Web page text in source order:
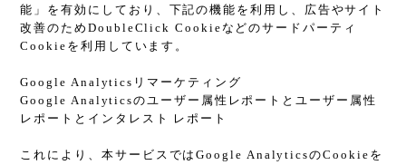
能」を有効にしており、下記の機能を利用し、広告やサイト
改善のためDoubleClick Cookieなどのサードパーティ
Cookieを利用しています。
Google Analyticsリマーケティング
Google Analyticsのユーザー属性レポートとユーザー属性
レポートとインタレスト レポート
これにより、本サービスではGoogle AnalyticsのCookieを